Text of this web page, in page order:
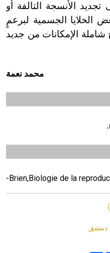
الأنسجة التالفة أو
الخلايا الجسمية لبرعمٍ
شاملة الإمكانات من جديد
محمد نعمة
- Brien,Biologie de la